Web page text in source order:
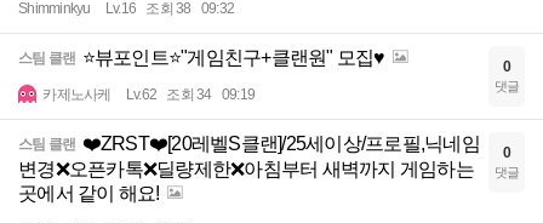
Shimminkyu Lv.16 조회 38 09:32
스팀 클랜 ⭐뷰포인트⭐"게임친구+클랜원" 모집♥️
카제노사케 Lv.62 조회 34 09:19
0
댓글
스팀 클랜 ❤️ZRST❤️[20레벨S클랜]/25세이상/프로필,닉네임
변경❌오픈카톡❌딜량제한❌아침부터 새벽까지 게임하는
곳에서 같이 해요!
0
댓글